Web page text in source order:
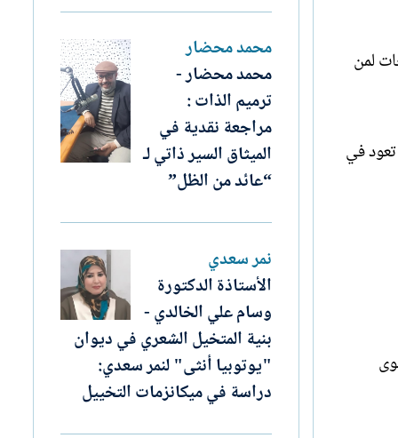
لمن
في
محمد محضار
محمد محضار -
ترميم الذات :
مراجعة نقدية في
الميثاق السير ذاتي لـ
“عائد من الظل”
نمر سعدي
الأستاذة الدكتورة
وسام علي الخالدي -
بنية المتخيل الشعري في ديوان
"يوتوبيا أنثى" لنمر سعدي:
دراسة في ميكانزمات التخييل